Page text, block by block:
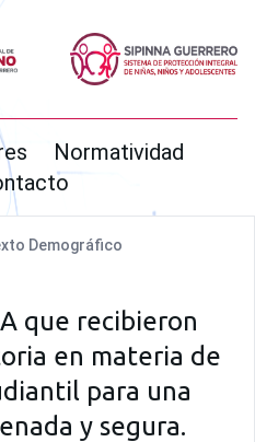
Normatividad
Demográfico
que recibieron
en materia de
para una
y segura.